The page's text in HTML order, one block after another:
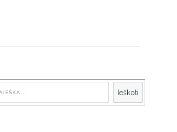
Ieškoti